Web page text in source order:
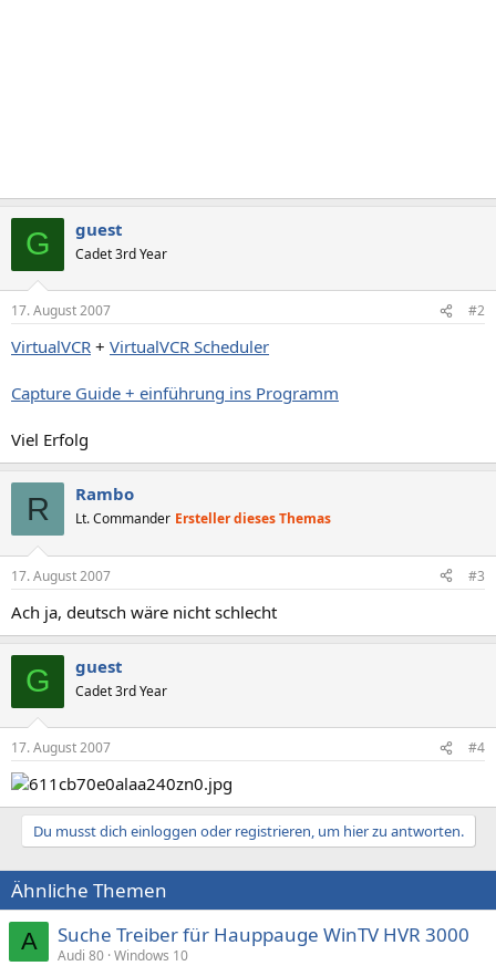
G guest
Cadet 3rd Year
17. August 2007 #2
VirtualVCR + VirtualVCR Scheduler
Capture Guide + einführung ins Programm
Viel Erfolg
R Rambo
Lt. Commander Ersteller dieses Themas
17. August 2007 #3
Ach ja, deutsch wäre nicht schlecht
G guest
Cadet 3rd Year
17. August 2007 #4
Du musst dich einloggen oder registrieren, um hier zu antworten.
Ähnliche Themen
A Suche Treiber für Hauppauge WinTV HVR 3000
Audi 80 Windows 10